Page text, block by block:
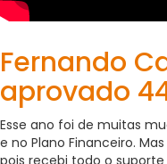
Fernando
aprovado
Esse ano foi de muitas
e no Plano Financeiro.
pois recebi todo o